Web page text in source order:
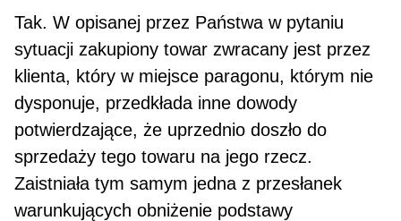
Tak. W opisanej przez Państwa w pytaniu
sytuacji zakupiony towar zwracany jest przez
klienta, który w miejsce paragonu, którym nie
dysponuje, przedkłada inne dowody
potwierdzające, że uprzednio doszło do
sprzedaży tego towaru na jego rzecz.
Zaistniała tym samym jedna z przesłanek
warunkujących obni­żenie podstawy